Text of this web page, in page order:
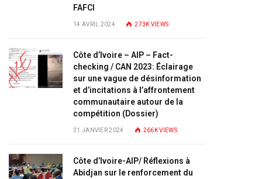
FAFCI
14 AVRIL 2024 273K VIEWS
Côte d’Ivoire – AIP – Fact-
checking / CAN 2023: Éclairage
sur une vague de désinformation
et d’incitations à l’affrontement
communautaire autour de la
compétition (Dossier)
31 JANVIER 2024 266KVIEWS
Côte d’Ivoire-AIP/ Réflexions à
Abidjan sur le renforcement du